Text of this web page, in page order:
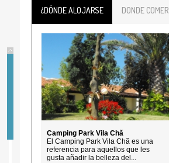
¿DÓNDE ALOJARSE DONDE COMER
Camping Park Vila Chã
El Camping Park Vila Chã es una
referencia para aquellos que les
gusta añadir la belleza del...